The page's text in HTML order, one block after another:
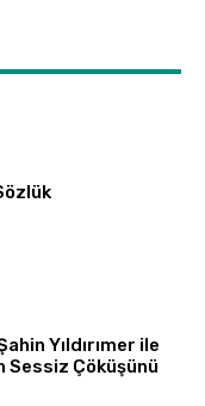
Yıldırımer ile
Sessiz Çöküşünü